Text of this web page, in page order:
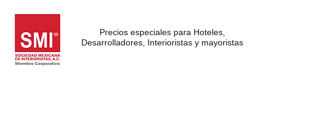
Precios especiales para Hoteles,
Desarrolladores, Interioristas y mayoristas